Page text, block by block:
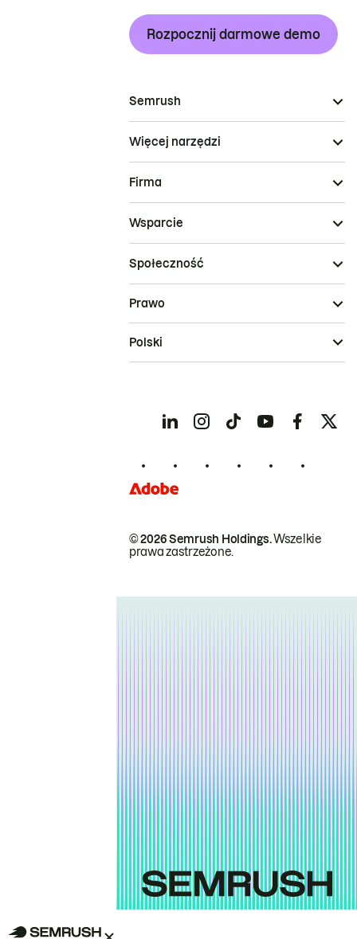
Rozpocznij darmowe demo
Semrush
Więcej narzędzi
Firma
Wsparcie
Społeczność
© 2026 Semrush Holdings.Wszelkie
prawa zastrzeżone.
Prawo
Polski